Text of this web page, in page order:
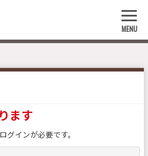
MENU
ます
グインが必要です。